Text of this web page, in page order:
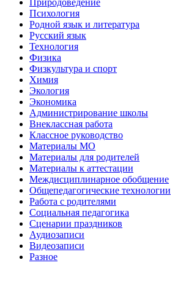
Психология
Родной язык и литература
Русский язык
Технология
Физика
Физкультура и спорт
Химия
Экология
Экономика
Администрирование школы
Внеклассная работа
Классное руководство
Материалы МО
Материалы для родителей
Материалы к аттестации
Междисциплинарное обобщение
Общепедагогические технологии
Работа с родителями
Социальная педагогика
Сценарии праздников
Аудиозаписи
Видеозаписи
Разное